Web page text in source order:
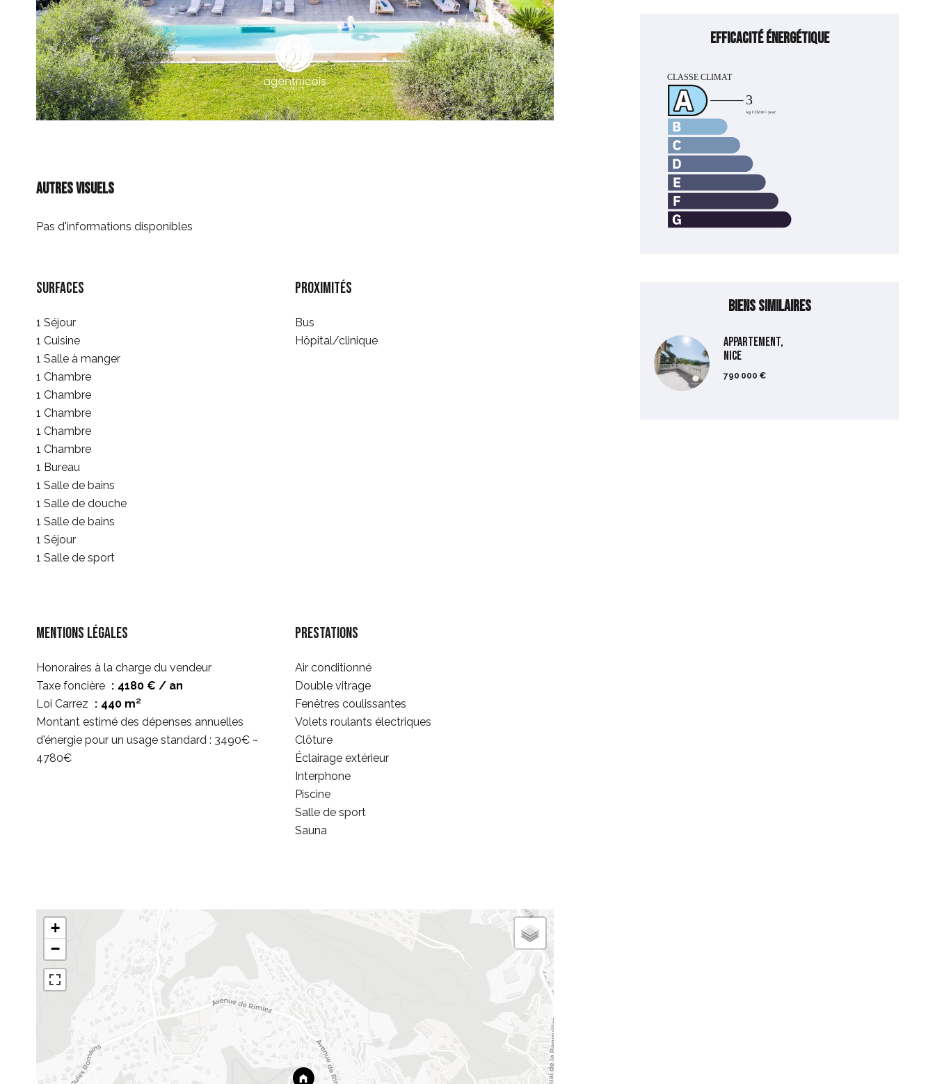
Autres visuels
Pas d'informations disponibles
Surfaces
1 Séjour
1 Cuisine
1 Salle à manger
1 Chambre
1 Chambre
1 Chambre
1 Chambre
1 Chambre
1 Bureau
1 Salle de bains
1 Salle de douche
1 Salle de bains
1 Séjour
1 Salle de sport
Proximités
Bus
Hôpital/clinique
Mentions légales
Honoraires à la charge du vendeur
Taxe foncière
4180 € / an
Loi Carrez
440 m²
Montant estimé des dépenses annuelles
d'énergie pour un usage standard : 3490€ ~
4780€
Prestations
Air conditionné
Double vitrage
Fenêtres coulissantes
Volets roulants électriques
Clôture
Éclairage extérieur
Interphone
Piscine
Salle de sport
Sauna
+
−
Efficacité énergétique
Biens similaires
Appartement,
Nice
790 000 €